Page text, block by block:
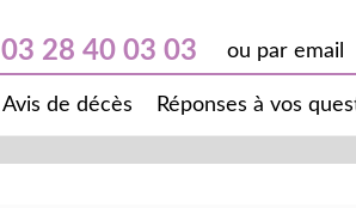
03 28 40 03 03 ou par email
Avis de décès Réponses à vos